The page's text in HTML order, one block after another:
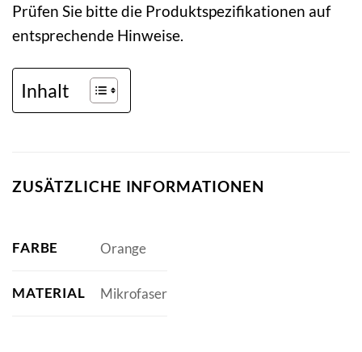
Prüfen Sie bitte die Produktspezifikationen auf
entsprechende Hinweise.
Inhalt
ZUSÄTZLICHE INFORMATIONEN
FARBE Orange
MATERIAL Mikrofaser